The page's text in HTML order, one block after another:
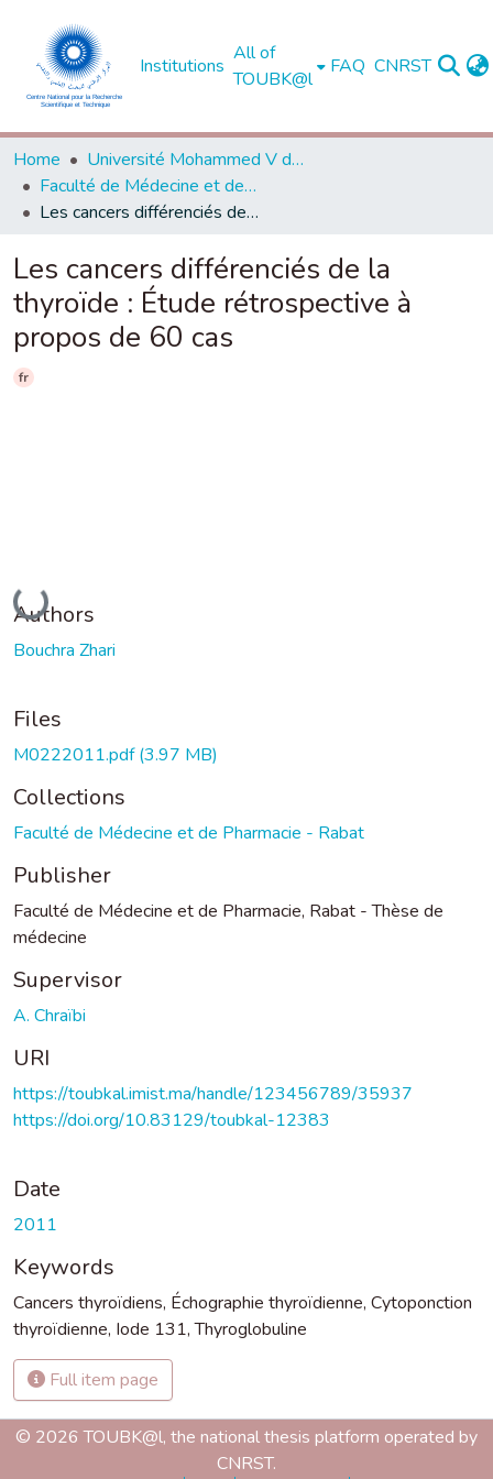
Institutions
All of
TOUBK@l
FAQ CNRST
Home
Université Mohammed V de Rabat
Faculté de Médecine et de Pharmacie - Rabat
Les cancers différenciés de la thyroïde : Étude rétrospective à propos de 60 cas
Les cancers différenciés de la
thyroïde : Étude rétrospective à
propos de 60 cas
fr
Loading...
Authors
Bouchra Zhari
Files
M0222011.pdf(3.97 MB)
Collections
Faculté de Médecine et de Pharmacie - Rabat
Publisher
Faculté de Médecine et de Pharmacie, Rabat - Thèse de
médecine
Supervisor
A. Chraïbi
URI
https://toubkal.imist.ma/handle/123456789/35937
https://doi.org/10.83129/toubkal-12383
Date
2011
Keywords
Cancers thyroïdiens, Échographie thyroïdienne, Cytoponction
thyroïdienne, Iode 131,Thyroglobuline
Full item page
© 2026 TOUBK@l, the national thesis platform operated by
CNRST.